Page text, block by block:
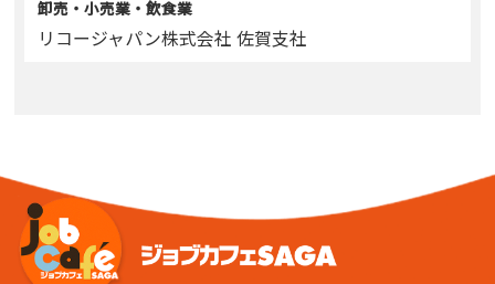
卸売・小売業・飲食業
リコージャパン株式会社 佐賀支社